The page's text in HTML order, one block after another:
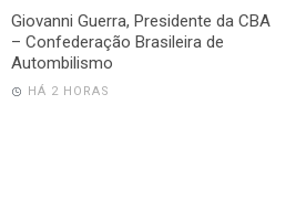
Giovanni Guerra, Presidente da CBA
– Confederação Brasileira de
Autombilismo
HÁ 2 HORAS